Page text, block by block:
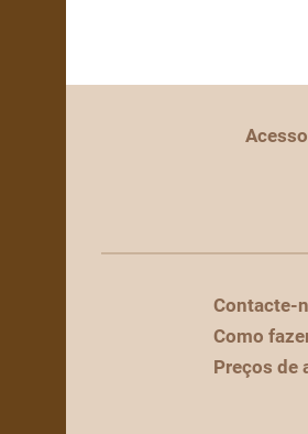
Acesso
Contacte-
Como
Preços de